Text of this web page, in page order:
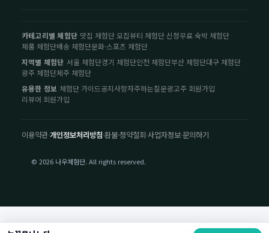
카테고리별 체험단 맛집 체험단 모집뷰티 체험단 신청무료 숙박 체험단
제품 체험단배송 체험단문화·스포츠 체험단
지역별 체험단 서울 체험단경기 체험단인천 체험단부산 체험단대구 체험단
광주 체험단제주 체험단
유용한 정보 체험단 가이드공지사항자주하는질문광고주 회원가입
리뷰어 회원가입
이용약관·개인정보처리방침·환불·청약철회·사업자정보·문의하기
© 2026 나우체험단. All rights reserved.